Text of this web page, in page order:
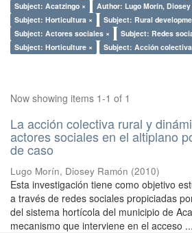
Subject: Acatzingo ×
Author: Lugo Morín, Diosey
Subject: Horticultura ×
Subject: Rural
Subject: Actores sociales ×
Subject: Redes
Subject: Horticulture ×
Subject: Acción
Now showing items 1-1 of 1
La acción colectiva rural y
actores sociales en el altiplano
de caso
Lugo Morín, Diosey Ramón (2010)
Esta investigación tiene como objetivo
a través de redes sociales propiciadas
del sistema hortícola del municipio de
mecanismo que interviene en el acceso ...